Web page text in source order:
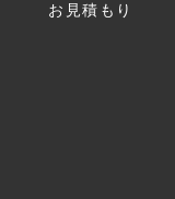
お見積もり